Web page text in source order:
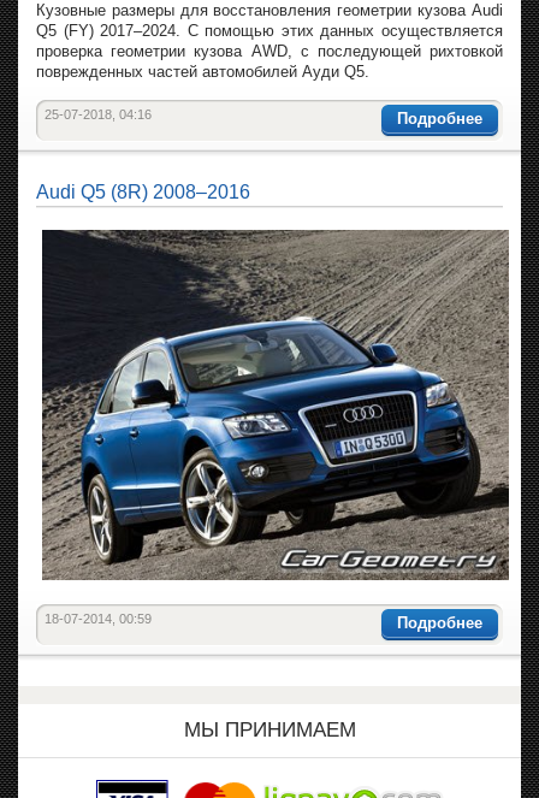
Кузовные размеры для восстановления геометрии кузова Audi
Q5 (FY) 2017–2024. С помощью этих данных осуществляется
проверка геометрии кузова AWD, с последующей рихтовкой
поврежденных частей автомобилей Ауди Q5.
Подробнее
25-07-2018, 04:16
Audi Q5 (8R) 2008–2016
Подробнее
18-07-2014, 00:59
МЫ ПРИНИМАЕМ